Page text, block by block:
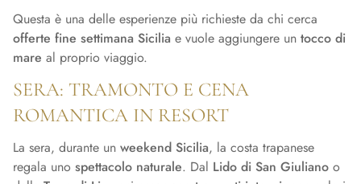
Questa è una delle esperienze più richieste da chi cerca
offerte fine settimana Sicilia e vuole aggiungere un tocco di
mare al proprio viaggio.
SERA: TRAMONTO E CENA
ROMANTICA IN RESORT
La sera, durante un weekend Sicilia, la costa trapanese
regala uno spettacolo naturale. Dal Lido di San Giuliano o